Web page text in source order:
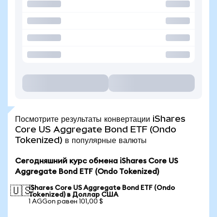
Посмотрите результаты конвертации iShares
Core US Aggregate Bond ETF (Ondo
Tokenized) в популярные валюты
Сегодняшний курс обмена iShares Core US
Aggregate Bond ETF (Ondo Tokenized)
🇺🇸iShares Core US Aggregate Bond ETF (Ondo
Tokenized) в Доллар США
1 AGGon равен 101,00 $